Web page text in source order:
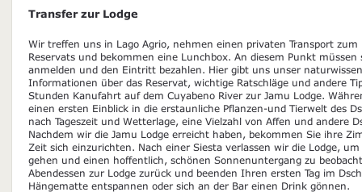
Transfer zur Lodge
Wir treffen uns in Lago Agrio, nehmen einen privaten Transport zum
Reservats und bekommen eine Lunchbox. An diesem Punkt müssen
anmelden und den Eintritt bezahlen. Hier gibt uns unser
Informationen über das Reservat, wichtige Ratschläge und andere
Stunden Kanufahrt auf dem Cuyabeno River zur Jamu Lodge.
einen ersten Einblick in die erstaunliche Pflanzen-und Tierwelt des
nach Tageszeit und Wetterlage, eine Vielzahl von Affen und andere
Nachdem wir die Jamu Lodge erreicht haben, bekommen Sie ihre
Zeit sich einzurichten. Nach einer Siesta verlassen wir die Lodge,
gehen und einen hoffentlich, schönen Sonnenuntergang zu
Abendessen zur Lodge zurück und beenden Ihren ersten Tag im
Hängematte entspannen oder sich an der Bar einen Drink gönnen.